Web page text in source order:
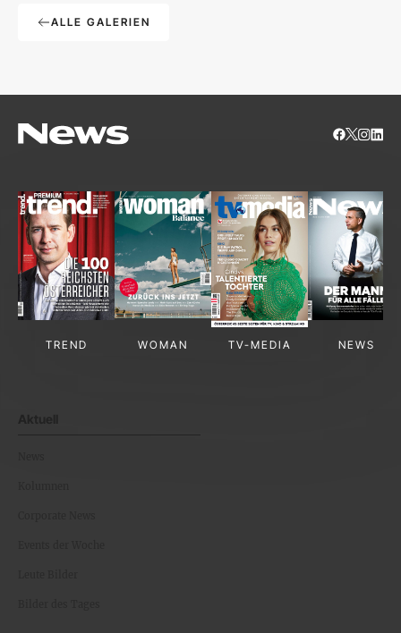
ALLE GALERIEN
TREND WOMAN TV-MEDIA NEWS